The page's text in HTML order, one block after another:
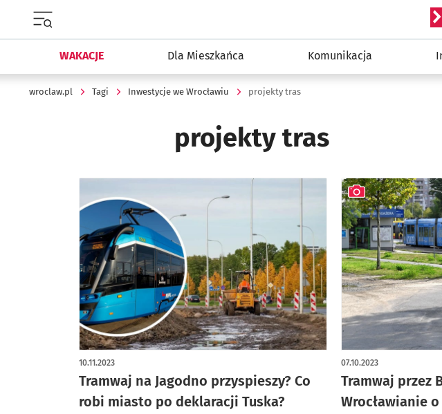
WAKACJE Dla Mieszkańca Komunikacja
wroclaw.pl Tagi Inwestycje we Wrocławiu projekty tras
projekty tras
Tramwaj na Jagodno przyspieszy? Co
robi miasto po deklaracji Tuska?
10.11.2023
Tramwaj przez
Wrocławianie
07.10.2023
artykuł z galerią